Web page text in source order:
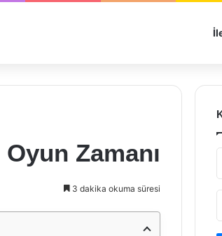
Zamanı
3 dakika okuma süresi